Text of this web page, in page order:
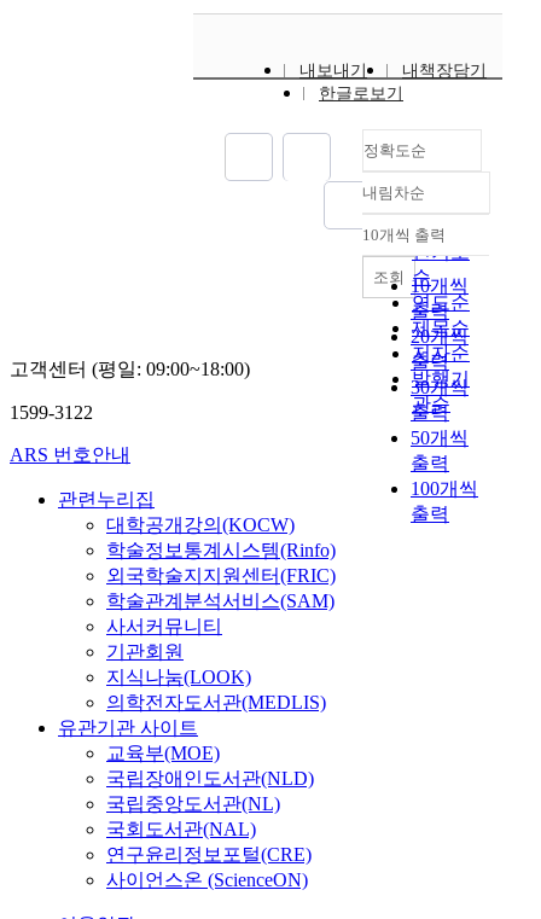
내보내기
내책장담기
한글로보기
정확도순
정확도
순
인기도
순
연도순
제목순
저자순
발행기
관순
내림차순
내림차순
10개씩 출력
10개씩
출력
20개씩
출력
30개씩
출력
50개씩
출력
100개씩
출력
조회
고객센터 (평일: 09:00~18:00)
1599-3122
ARS 번호안내
관련누리집
대학공개강의(KOCW)
학술정보통계시스템(Rinfo)
외국학술지지원센터(FRIC)
학술관계분석서비스(SAM)
사서커뮤니티
기관회원
지식나눔(LOOK)
의학전자도서관(MEDLIS)
유관기관 사이트
교육부(MOE)
국립장애인도서관(NLD)
국립중앙도서관(NL)
국회도서관(NAL)
연구윤리정보포털(CRE)
사이언스온 (ScienceON)